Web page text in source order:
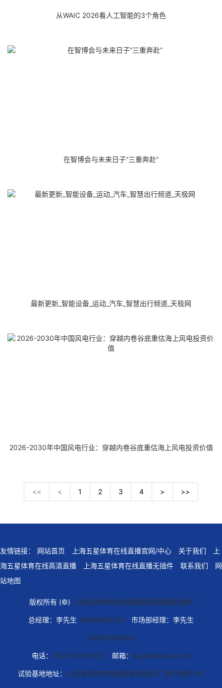
从WAIC 2026看人工智能的3个角色
在智博会与未来日子“三重奔赴”
最新更新_智能设备_运动_汽车_智慧出行频道_天极网
2026-2030年中国风电行业：穿越内卷谷底重估海上风电投资价值
<< < 1 2 3 4 > >>
友情链接： 网站首页 上海五星体育在线直播官网/中心 关于我们
上
海五星体育在线高清直播
上海五星体育在线直播无插件 联系我们
网
站地图
版权所有 (©) 上海五星体育在线直播|官网直播无插件
总经理：李先生 18668956112 市场部经理：李先生
18661588693
电话： 0531-82956112邮箱： eguitu@sohu.com
试验基地地址： 山东省济南市历城区未来创业广场1号楼2105